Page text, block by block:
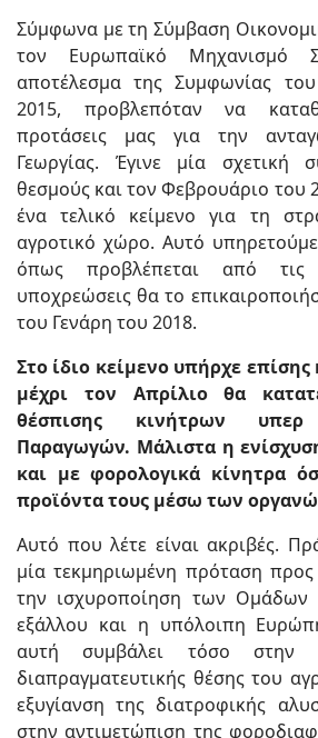
Σύμφωνα με τη Σύμβαση
τον Ευρωπαϊκό Μηχανισμό
αποτέλεσμα της Συμφωνίας
2015, προβλεπόταν να
προτάσεις μας για την
Γεωργίας. Έγινε μία σχετική
θεσμούς και τον Φεβρουάριο του
ένα τελικό κείμενο για τη
αγροτικό χώρο. Αυτό
όπως προβλέπεται από τις
υποχρεώσεις θα το
του Γενάρη του 2018.
Στο ίδιο κείμενο υπήρχε
μέχρι τον Απρίλιο θα
θέσπισης κινήτρων
Παραγωγών. Μάλιστα η
και με φορολογικά κίνητρα
προϊόντα τους μέσω των
Αυτό που λέτε είναι ακριβές.
μία τεκμηριωμένη πρόταση
την ισχυροποίηση των Ομάδων
εξάλλου και η υπόλοιπη
αυτή συμβάλει τόσο στην
διαπραγματευτικής θέσης του
εξυγίανση της διατροφικής
στην αντιμετώπιση της